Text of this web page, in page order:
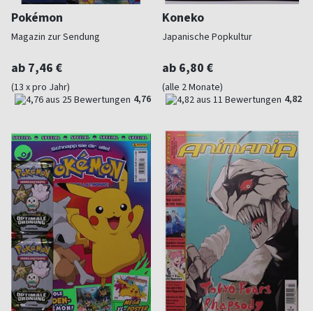
Pokémon
Magazin zur Sendung
ab 7,46 €
(13 x pro Jahr)
4,76
Koneko
Japanische Popkultur
ab 6,80 €
(alle 2 Monate)
4,82